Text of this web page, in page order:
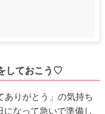
しておこう♡
ありがとう」の気持ち
になって急いで準備し